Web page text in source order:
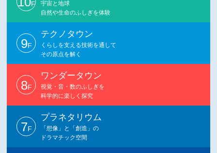
F
宇宙と地球
自然や生命のふしぎを体験
9F
テクノタウン
くらしを支える技術を通して
その原点を解く
8F
ワンダータウン
視覚・音・数のふしぎを
科学的に楽しく探究
7F
プラネタリウム
「想像」と「創造」の
ドラマチック空間